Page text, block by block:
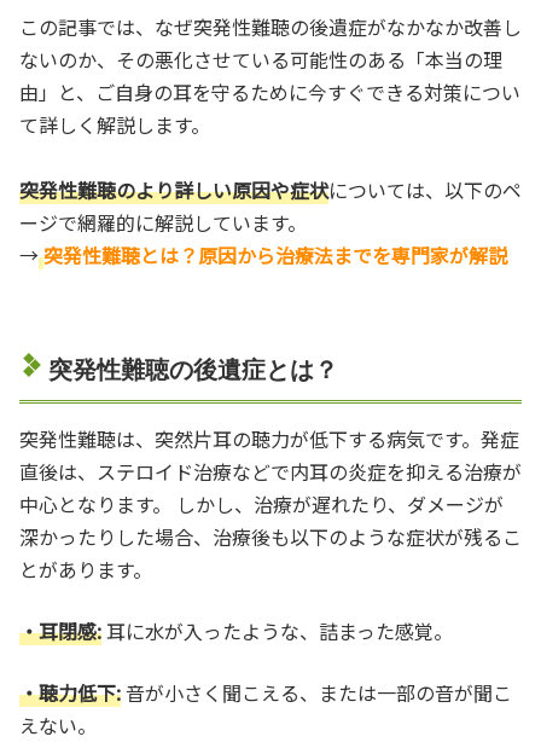
この記事では、なぜ突発性難聴の後遺症がなかなか改善し
ないのか、その悪化させている可能性のある「本当の理
由」と、ご自身の耳を守るために今すぐできる対策につい
て詳しく解説します。
突発性難聴のより詳しい原因や症状については、以下のペ
ージで網羅的に解説しています。
→突発性難聴とは？原因から治療法までを専門家が解説
突発性難聴の後遺症とは？
突発性難聴は、突然片耳の聴力が低下する病気です。発症
直後は、ステロイド治療などで内耳の炎症を抑える治療が
中心となります。 しかし、治療が遅れたり、ダメージが
深かったりした場合、治療後も以下のような症状が残るこ
とがあります。
・耳閉感:耳に水が入ったような、詰まった感覚。
・聴力低下:音が小さく聞こえる、または一部の音が聞こ
えない。